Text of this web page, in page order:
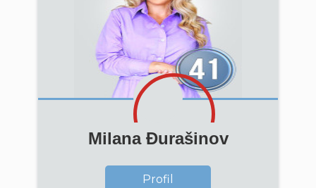
Milana Đurašinov
Profil